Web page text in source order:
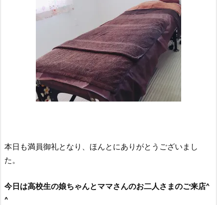
本日も満員御礼となり、ほんとにありがとうございまし
た。
今日は高校生の娘ちゃんとママさんのお二人さまのご来店^
^